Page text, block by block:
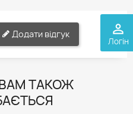
perm_identity
Логін
Додати відгук
ТАКОЖ